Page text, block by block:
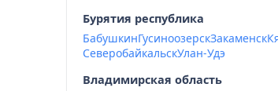
Бурятия республика
БабушкинГусиноозерскЗакаменск
СеверобайкальскУлан-Удэ
Владимирская область